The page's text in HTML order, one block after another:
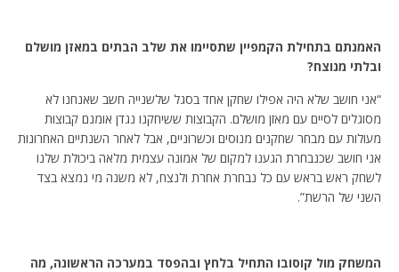
האמנתם בתחילת הקמפיין שתסיימו את שלב הבתים במאזן מושלם
ובלתי מנוצח?
“אני חושב שלא היה אפילו שחקן אחד בסגל שלשנייה חשב שאנחנו לא
מסוגלים לסיים עם מאזן מושלם. הקבוצות ששיחקנו נגדן אומנם קבוצות
מעולות עם מבחר שחקנים מנוסים וכשרוניים, אבל לאחר השנתיים האחרונות
אני חושב שכנבחרת הגענו למקום של אמונה עצמית מלאה ביכולת שלנו
לשחק ראש בראש עם כל נבחרת אחרת ולנצח, לא משנה מי נמצא בצד
השני של הרשת”.
המשחק מול קוסובו התחיל בלחץ ובהפסד במערכה הראשונה, מה